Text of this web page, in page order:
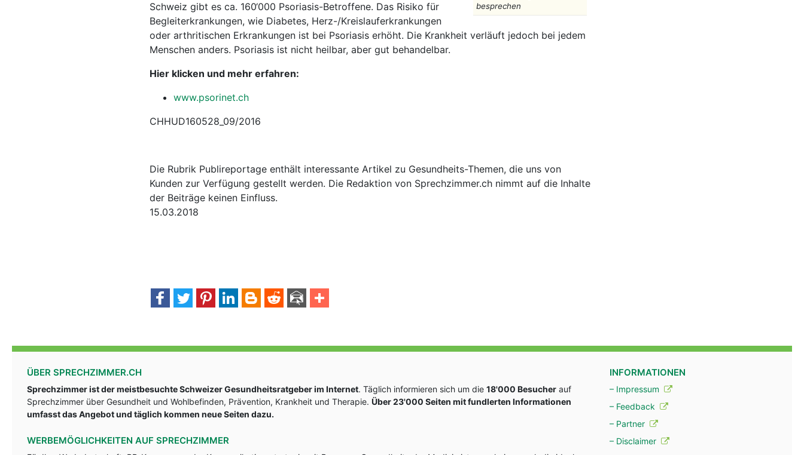
besprechen
Schweiz gibt es ca. 160‘000 Psoriasis-Betroffene. Das Risiko für
Begleiterkrankungen, wie Diabetes, Herz-/Kreislauferkrankungen
oder arthritischen Erkrankungen ist bei Psoriasis erhöht. Die Krankheit verläuft jedoch bei jedem
Menschen anders. Psoriasis ist nicht heilbar, aber gut behandelbar.
Hier klicken und mehr erfahren:
www.psorinet.ch
CHHUD160528_09/2016
Die Rubrik Publireportage enthält interessante Artikel zu Gesundheits-Themen, die uns von
Kunden zur Verfügung gestellt werden. Die Redaktion von Sprechzimmer.ch nimmt auf die Inhalte
der Beiträge keinen Einfluss.
15.03.2018
ÜBER SPRECHZIMMER.CH
Sprechzimmer ist der meistbesuchte Schweizer Gesundheitsratgeber im Internet. Täglich informieren sich um die 18'000 Besucher auf
Sprechzimmer über Gesundheit und Wohlbefinden, Prävention, Krankheit und Therapie. Über 23'000 Seiten mit fundlerten Informationen
umfasst das Angebot und täglich kommen neue Seiten dazu.
WERBEMÖGLICHKEITEN AUF SPRECHZIMMER
INFORMATIONEN
– Impressum
– Feedback
– Partner
– Disclaimer